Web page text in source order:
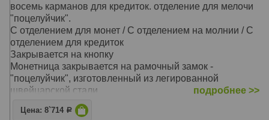
восемь карманов для кредиток. отделение для мелочи
"поцелуйчик".
С отделением для монет / С отделением на молнии / С
отделением для кредиток
Закрывается на кнопку
Монетница закрывается на рамочный замок -
"поцелуйчик", изготовленный из легированной
швейцарской стали
На внутренней задней стенке расположены три
прорезных кармана для кредитных карточек
подробнее >>
Цена: 8`714 Р